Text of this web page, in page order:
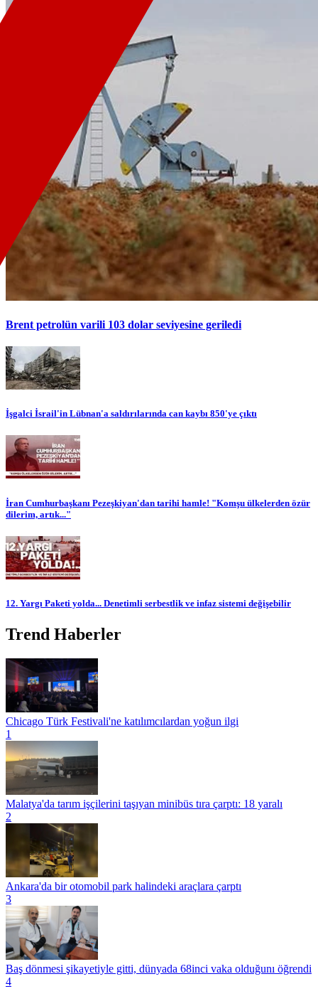
Brent petrolün varili 103 dolar seviyesine geriledi
İşgalci İsrail'in Lübnan'a saldırılarında can kaybı 850'ye çıktı
İran Cumhurbaşkanı Pezeşkiyan'dan tarihi hamle! "Komşu ülkelerden özür
dilerim, artık..."
12. Yargı Paketi yolda... Denetimli serbestlik ve infaz sistemi değişebilir
Trend Haberler
Chicago Türk Festivali'ne katılımcılardan yoğun ilgi
1
Malatya'da tarım işçilerini taşıyan minibüs tıra çarptı: 18 yaralı
2
Ankara'da bir otomobil park halindeki araçlara çarptı
3
Baş dönmesi şikayetiyle gitti, dünyada 68inci vaka olduğunı öğrendi
4